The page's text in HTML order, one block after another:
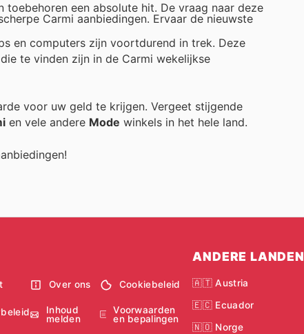
toebehoren een absolute hit. De vraag naar deze
Carmi aanbiedingen. Ervaar de nieuwste
en computers zijn voortdurend in trek. Deze
te vinden zijn in de Carmi wekelijkse
voor uw geld te krijgen. Vergeet stijgende
en vele andere Mode winkels in het hele land.
Over ons Cookiebeleid
Inhoud
melden
Voorwaarden
en bepalingen
ANDERE LANDEN
🇦🇹 Austria
🇪🇨 Ecuador
🇳🇴 Norge